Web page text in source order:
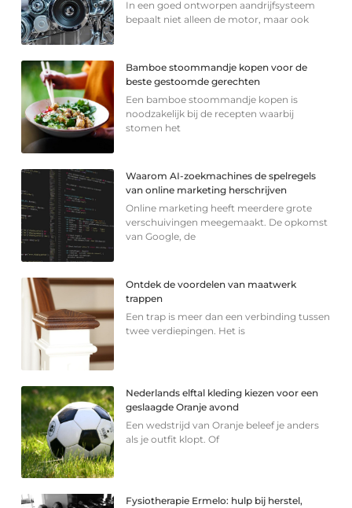
In een goed ontworpen aandrijfsysteem
bepaalt niet alleen de motor, maar ook
Bamboe stoommandje kopen voor de
beste gestoomde gerechten
Een bamboe stoommandje kopen is
noodzakelijk bij de recepten waarbij
stomen het
Waarom AI-zoekmachines de spelregels
van online marketing herschrijven
Online marketing heeft meerdere grote
verschuivingen meegemaakt. De opkomst
van Google, de
Ontdek de voordelen van maatwerk
trappen
Een trap is meer dan een verbinding tussen
twee verdiepingen. Het is
Nederlands elftal kleding kiezen voor een
geslaagde Oranje avond
Een wedstrijd van Oranje beleef je anders
als je outfit klopt. Of
Fysiotherapie Ermelo: hulp bij herstel,